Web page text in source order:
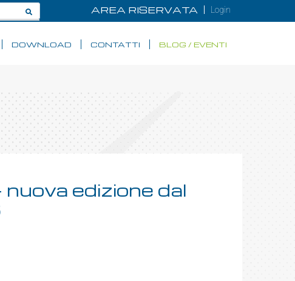
AREA RISERVATA Login
DOWNLOAD CONTATTI BLOG / EVENTI
edizione dal